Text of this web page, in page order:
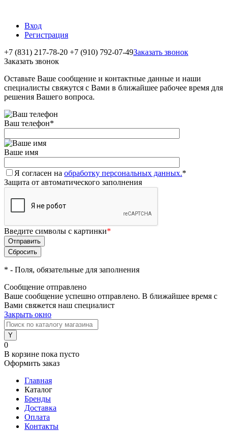
Вход
Регистрация
+7 (831) 217-78-20 +7 (910) 792-07-49Заказать звонок
Заказать звонок
Оставьте Ваше сообщение и контактные данные и наши
специалисты свяжутся с Вами в ближайшее рабочее время для
решения Вашего вопроса.
Ваш телефон*
Ваше имя
Я согласен на обработку персональных данных.*
Защита от автоматического заполнения
Введите символы с картинки*
* - Поля, обязательные для заполнения
Сообщение отправлено
Ваше сообщение успешно отправлено. В ближайшее время с
Вами свяжется наш специалист
Закрыть окно
0
В корзине пока пусто
Оформить заказ
Главная
Каталог
Бренды
Доставка
Оплата
Контакты